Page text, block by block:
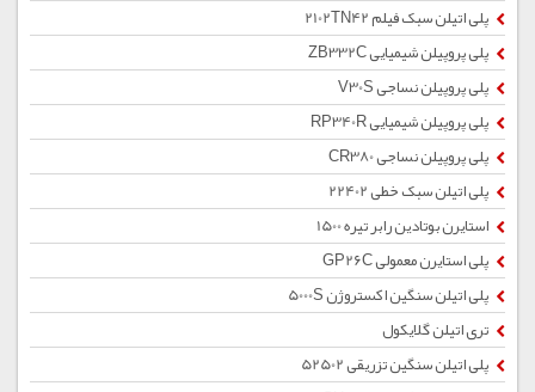
پلی اتیلن سبک فیلم 2102TN42
پلی پروپیلن شیمیایی ZB332C
پلی پروپیلن نساجی V30S
پلی پروپیلن شیمیایی RP340R
پلی پروپیلن نساجی CR380
پلی اتیلن سبک خطی 22402
استایرن بوتادین رابر تیره 1500
پلی استایرن معمولی GP26C
پلی اتیلن سنگین اکستروژن 5000S
تری اتیلن گلایکول
پلی اتیلن سنگین تزریقی 52502